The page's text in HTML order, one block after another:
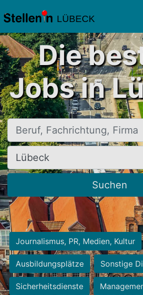
LÜBECK
Die
Jobs in
Beruf, Fachrichtung, Firma
Ort, Stadt
Suchen
Journalismus, PR, Medien, Kultur
Ausbildungsplätze Sonstige
Sicherheitsdienste